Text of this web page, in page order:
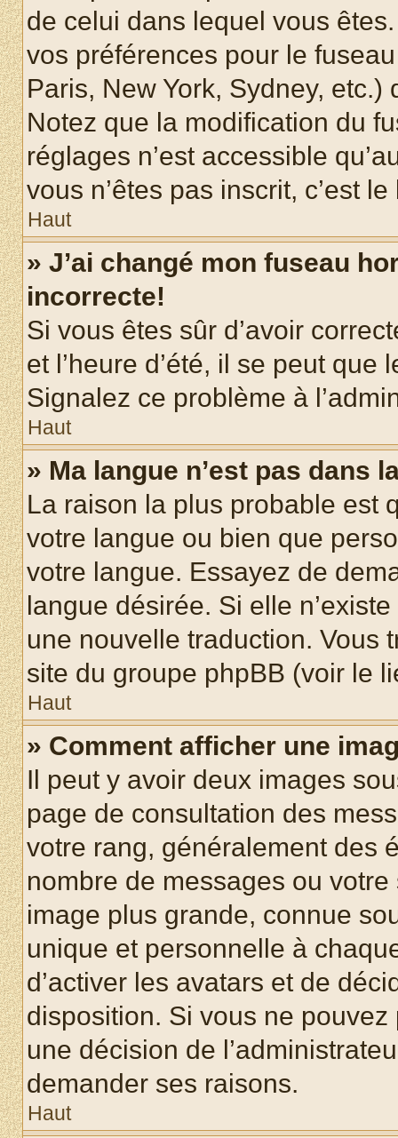
de celui dans lequel vous
vos préférences pour le
Paris, New York, Sydney, etc.)
Notez que la modification du
réglages n’est accessible
vous n’êtes pas inscrit, c’est
Haut
» J’ai changé mon fuseau
incorrecte!
Si vous êtes sûr d’avoir
et l’heure d’été, il se peut que
Signalez ce problème à
Haut
» Ma langue n’est pas dans
La raison la plus probable est
votre langue ou bien que
votre langue. Essayez de
langue désirée. Si elle
une nouvelle traduction. Vous
site du groupe phpBB (voir le
Haut
» Comment afficher une
Il peut y avoir deux images
page de consultation des
votre rang, généralement des
nombre de messages ou
image plus grande, connue
unique et personnelle à
d’activer les avatars et de
disposition. Si vous ne pouvez
une décision de
demander ses raisons.
Haut